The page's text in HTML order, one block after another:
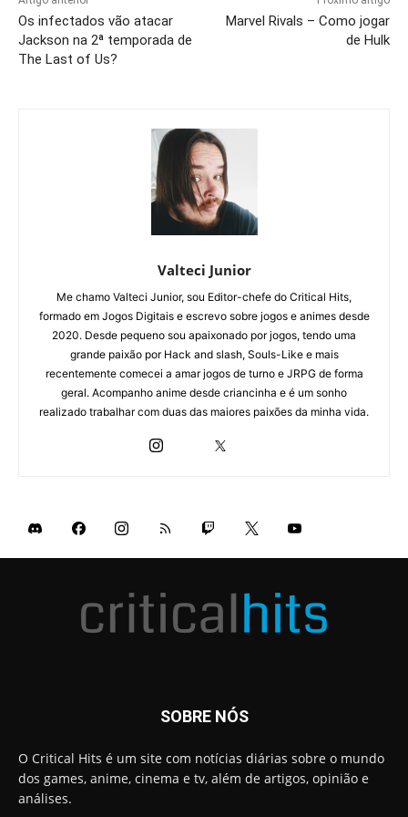
Os infectados vão atacar
Jackson na 2ª temporada de
The Last of Us?
Marvel Rivals – Como jogar
de Hulk
Valteci Junior
Me chamo Valteci Junior, sou Editor-chefe do Critical Hits,
formado em Jogos Digitais e escrevo sobre jogos e animes desde
2020. Desde pequeno sou apaixonado por jogos, tendo uma
grande paixão por Hack and slash, Souls-Like e mais
recentemente comecei a amar jogos de turno e JRPG de forma
geral. Acompanho anime desde criancinha e é um sonho
realizado trabalhar com duas das maiores paixões da minha vida.
SOBRE NÓS
O Critical Hits é um site com notícias diárias sobre o mundo
dos games, anime, cinema e tv, além de artigos, opinião e
análises.